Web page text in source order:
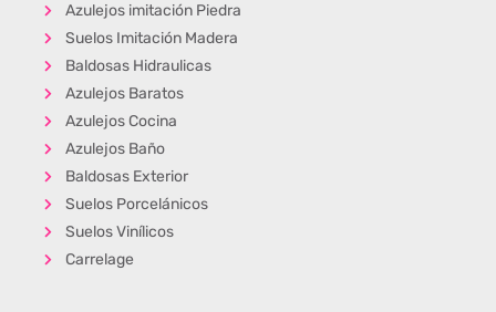
Azulejos imitación Piedra
Suelos Imitación Madera
Baldosas Hidraulicas
Azulejos Baratos
Azulejos Cocina
Azulejos Baño
Baldosas Exterior
Suelos Porcelánicos
Suelos Vinílicos
Carrelage